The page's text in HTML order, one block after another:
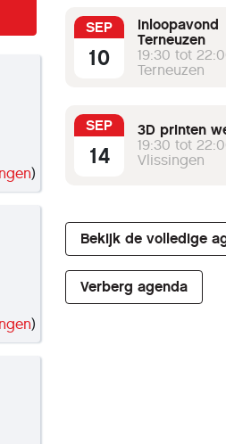
)
)
SEP
10
inloopavond
Terneuzen
19:30 tot
Terneuzen
SEP
14
3D printen
19:30 tot
Vlissingen
Bekijk de volledige
Verberg agenda